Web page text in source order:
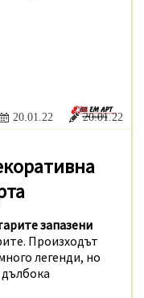
20.01.22
20.01.22
запазени
Произходът
легенди, но
дълбока